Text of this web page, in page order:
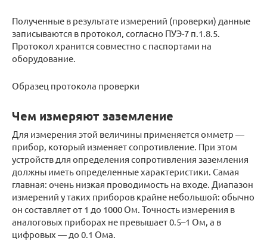
Полученные в результате измерений (проверки) данные
записываются в протокол, согласно ПУЭ-7 п.1.8.5.
Протокол хранится совместно с паспортами на
оборудование.
Образец протокола проверки
Чем измеряют заземление
Для измерения этой величины применяется омметр —
прибор, который изменяет сопротивление. При этом
устройств для определения сопротивления заземления
должны иметь определенные характеристики. Самая
главная: очень низкая проводимость на входе. Диапазон
измерений у таких приборов крайне небольшой: обычно
он составляет от 1 до 1000 Ом. Точность измерения в
аналоговых приборах не превышает 0.5–1 Ом, а в
цифровых — до 0.1 Ома.